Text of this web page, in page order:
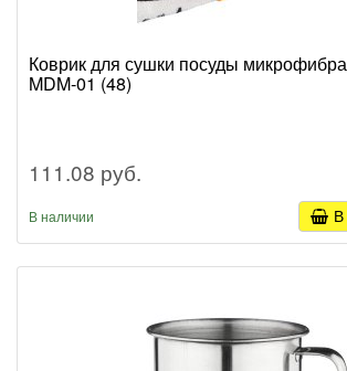
Коврик для сушки посуды
MDM-01 (48)
111.08 руб.
В наличии В